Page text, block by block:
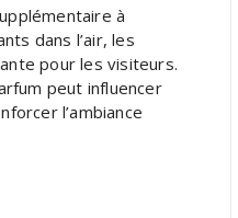
à
dans l’air, les
pour les visiteurs.
peut influencer
l’ambiance